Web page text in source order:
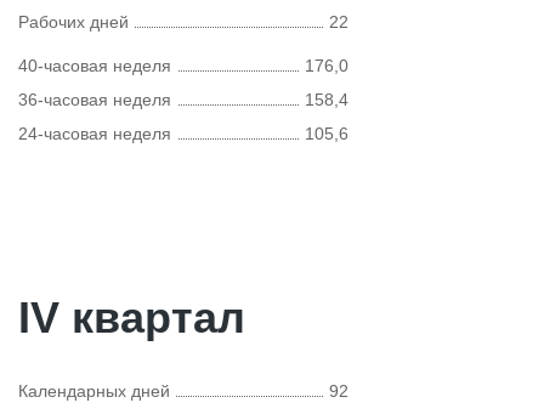
Рабочих дней
22
40-часовая неделя
176,0
36-часовая неделя
158,4
24-часовая неделя
105,6
IV квартал
Календарных дней
92